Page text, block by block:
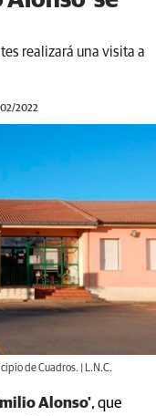
realizará una visita a
02/2022
de Cuadros. | L.N.C.
Alonso', que